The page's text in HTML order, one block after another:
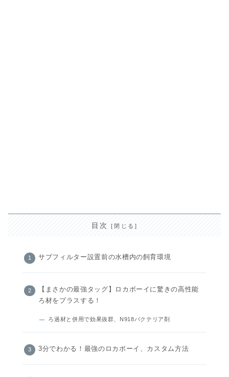
目次
サブフィルター設置前の水槽内の飼育環境
【まさかの最強タッグ】ロカボーイに驚きの高性能
ろ材をプラスする！
ろ過材と併用で効果抜群、N918バクテリア剤
3分でわかる！最強のロカボーイ、カスタム方法